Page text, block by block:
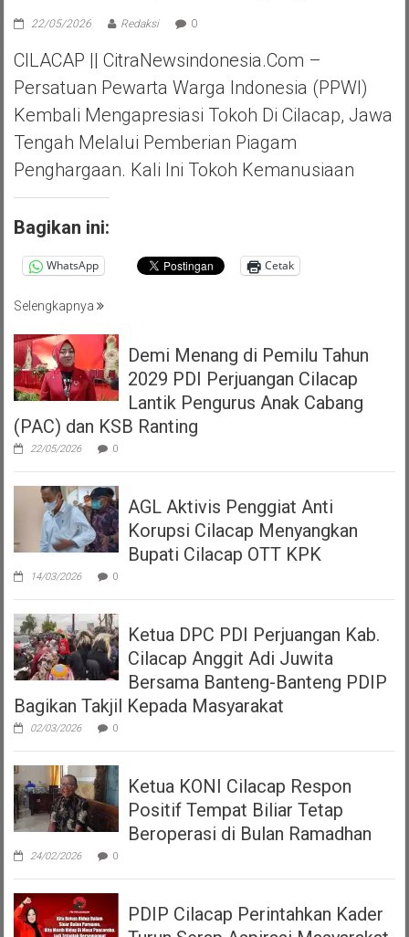
22/05/2026 Redaksi 0
CILACAP || CitraNewsindonesia.com –
Persatuan Pewarta Warga Indonesia (PPWI)
Kembali Mengapresiasi Tokoh Di Cilacap, Jawa
Tengah Melalui Pemberian Piagam
Penghargaan. Kali Ini Tokoh Kemanusiaan
Bagikan ini:
WhatsApp Cetak
Selengkapnya
Demi Menang di Pemilu Tahun
2029 PDI Perjuangan Cilacap
Lantik Pengurus Anak Cabang
(PAC) dan KSB Ranting
22/05/2026 0
AGL Aktivis Penggiat Anti
Korupsi Cilacap Menyangkan
Bupati Cilacap OTT KPK
14/03/2026 0
Ketua DPC PDI Perjuangan Kab.
Cilacap Anggit Adi Juwita
Bersama Banteng-Banteng PDIP
Bagikan Takjil Kepada Masyarakat
02/03/2026 0
Ketua KONI Cilacap Respon
Positif Tempat Biliar Tetap
Beroperasi di Bulan Ramadhan
24/02/2026 0
PDIP Cilacap Perintahkan Kader